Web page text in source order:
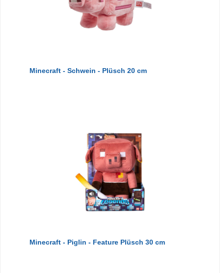
Minecraft - Schwein - Plüsch 20 cm
Minecraft - Piglin - Feature Plüsch 30 cm